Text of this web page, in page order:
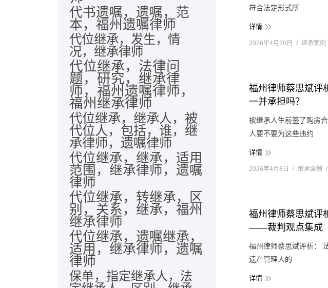
符合法定形式所
详情
2026年4月20日 继承案例 ,
福州律师蔡思斌评
一并承担吗？
被继承人生前签了购房
人要不要为这些违约
详情
2026年4月8日 继承案例
福州律师蔡思斌评
——裁判观点集成
福州律师蔡思斌评析：
遗产管理人的
详情
代书遗嘱，遗嘱，范
本，福州遗嘱律师
代位继承，发生，情
况，继承律师
代位继承，法律问
题，研究，继承律
师，福州遗嘱律师，
福州继承律师
代位继承，继承人，被
代位人，包括，谁，继
承律师，遗嘱律师
代位继承，继承，适用
范围，继承律师，遗嘱
律师
代位继承，转继承，区
别，关系，继承，福州
继承律师
代位继承，遗嘱继承，
适用，继承律师，遗嘱
律师
保单，指定继承人，法